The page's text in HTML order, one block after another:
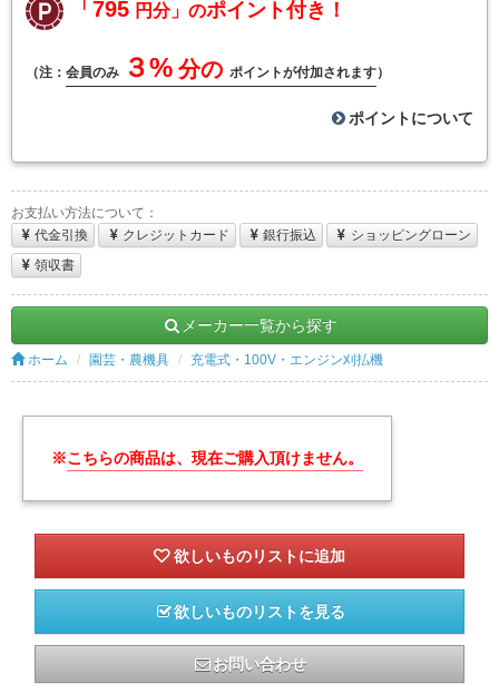
「795 円分」のポイント付き！
（注： 会員のみ ３% 分の ポイントが付加されます）
ポイントについて
お支払い方法について：
代金引換
クレジットカード 銀行振込
ショッピングローン
領収書
メーカー一覧から探す
ホーム 園芸・農機具 充電式・100V・エンジン刈払機
※こちらの商品は、現在ご購入頂けません。
欲しいものリストを見る
お問い合わせ